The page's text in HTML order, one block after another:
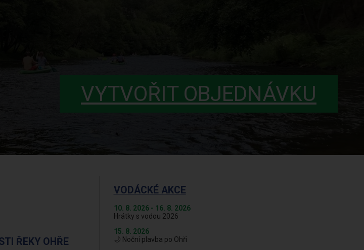
VYTVOŘIT OBJEDNÁVKU
ŘEKY OHŘE
VODÁCKÉ AKCE
10. 8. 2026 - 16. 8. 2026
Hrátky s vodou 2026
15. 8. 2026
🌙 Noční plavba po Ohři